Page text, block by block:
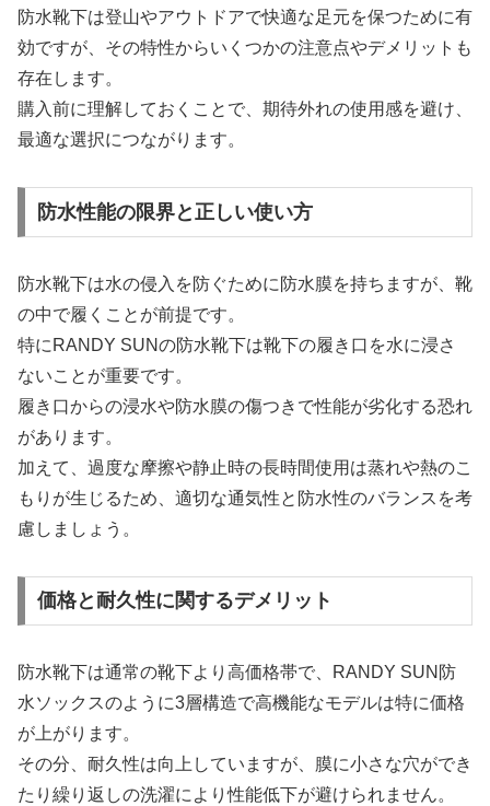
防水靴下は登山やアウトドアで快適な足元を保つために有
効ですが、その特性からいくつかの注意点やデメリットも
存在します。
購入前に理解しておくことで、期待外れの使用感を避け、
最適な選択につながります。
防水性能の限界と正しい使い方
防水靴下は水の侵入を防ぐために防水膜を持ちますが、靴
の中で履くことが前提です。
特にRANDY SUNの防水靴下は靴下の履き口を水に浸さ
ないことが重要です。
履き口からの浸水や防水膜の傷つきで性能が劣化する恐れ
があります。
加えて、過度な摩擦や静止時の長時間使用は蒸れや熱のこ
もりが生じるため、適切な通気性と防水性のバランスを考
慮しましょう。
価格と耐久性に関するデメリット
防水靴下は通常の靴下より高価格帯で、RANDY SUN防
水ソックスのように3層構造で高機能なモデルは特に価格
が上がります。
その分、耐久性は向上していますが、膜に小さな穴ができ
たり繰り返しの洗濯により性能低下が避けられません。